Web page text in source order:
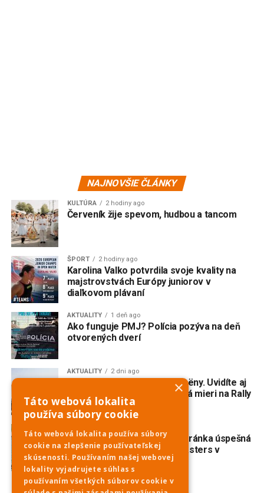
NAJNOVŠIE ČLÁNKY
KULTÚRA 2 hodiny ago
Červeník žije spevom, hudbou a tancom
ŠPORT 2 hodiny ago
Karolina Valko potvrdila svoje kvality na
majstrovstvách Európy juniorov v
diaľkovom plávaní
AKTUALITY 1 deň ago
Ako funguje PMJ? Polícia pozýva na deň
otvorených dverí
AKTUALITY 2 dni ago
Do Piešťan mieria opäť Citroëny. Uvidíte aj
dvojmotorovú „kačicu“, ktorá mieri na Rally
Dakar Classic
Veslovanie: Piešťanská veteránka úspešná
na prestížnej regate Euromasters v
Mníchove
×
Táto webová lokalita
používa súbory cookie
Táto webová lokalita používa súbory
cookie na zlepšenie používateľskej
skúsenosti. Používaním našej webovej
lokality vyjadrujete súhlas s
používaním všetkých súborov cookie v